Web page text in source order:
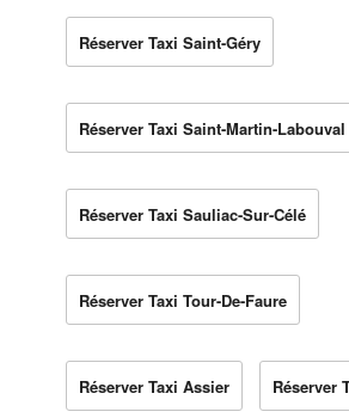
Réserver Taxi Saint-Géry
Réserver Taxi Saint-Martin-Labouval
Réserver Taxi Sauliac-Sur-Célé
Réserver Taxi Tour-De-Faure
Réserver Taxi Assier Réserver